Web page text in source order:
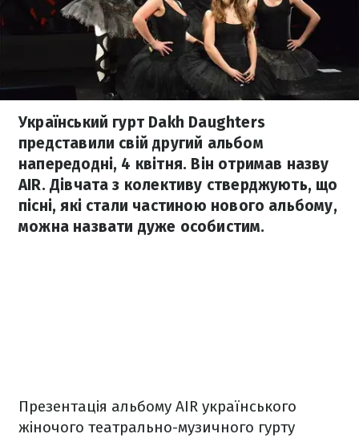
Український гурт Dakh Daughters
представили свій другий альбом
напередодні, 4 квітня. Він отримав назву
AIR. Дівчата з колективу стверджують, що
пісні, які стали частиною нового альбому,
можна назвати дуже особистим.
Презентація альбому AIR українського
жіночого театрально-музичного гурту